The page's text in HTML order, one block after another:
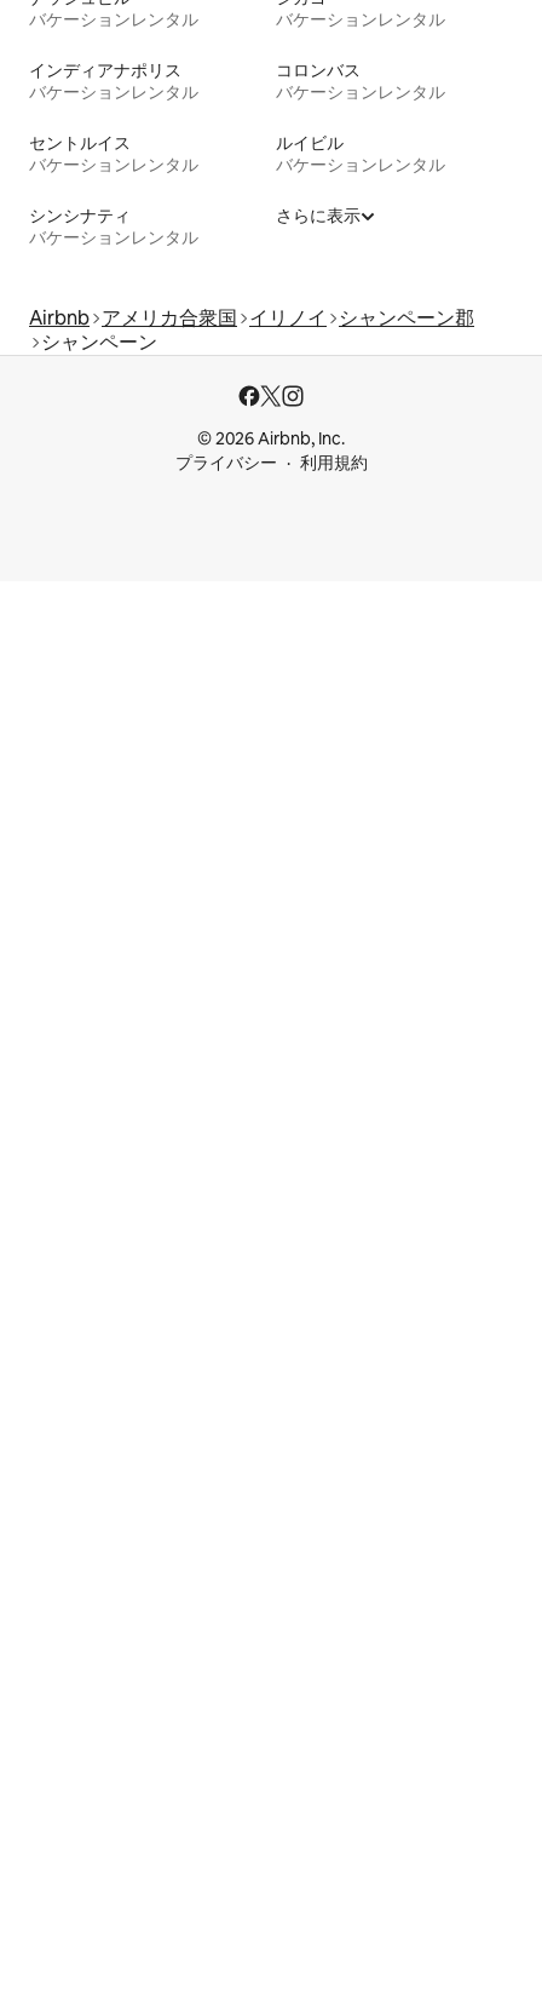
バケーションレンタル
バケーションレンタル
インディアナポリス
バケーションレンタル
コロンバス
バケーションレンタル
セントルイス
バケーションレンタル
ルイビル
バケーションレンタル
シンシナティ
バケーションレンタル
さらに表示
Airbnb アメリカ合衆国 イリノイ
シャンペーン郡
シャンペーン
© 2026 Airbnb, Inc.
プライバシー
利用規約